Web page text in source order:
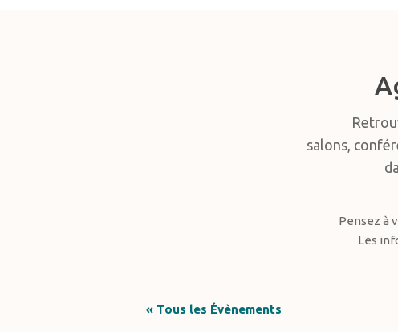
salons,
Pensez à
Les
« Tous les Évènements